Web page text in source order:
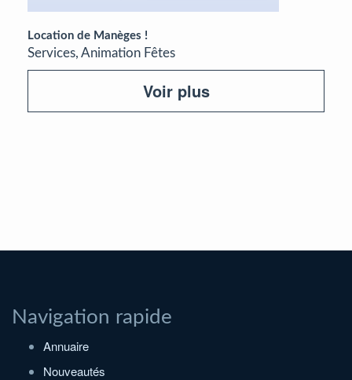
Location de Manèges !
Services, Animation Fêtes
Voir plus
Navigation rapide
Annuaire
Nouveautés